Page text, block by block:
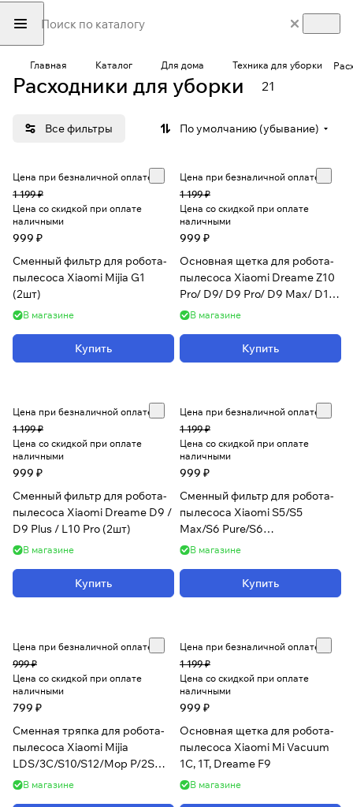
Главная Каталог Для дома Техника для уборки
Расходники для уборки 21
Все фильтры По умолчанию (убывание)
Цена при безналичной оплате
1 199 ₽
Цена со скидкой при оплате
наличными
999 ₽
Сменный фильтр для робота-
пылесоса Xiaomi Mijia G1
(2шт)
В магазине
Купить
Цена при безналичной оплате
1 199 ₽
Цена со скидкой при оплате
наличными
999 ₽
Основная щетка для робота-
пылесоса Xiaomi Dreame Z10
Pro/ D9/ D9 Pro/ D9 Max/ D10
Plus/ F9/ L10 Pro
В магазине
Купить
Цена при безналичной оплате
1 199 ₽
Цена со скидкой при оплате
наличными
999 ₽
Сменный фильтр для робота-
пылесоса Xiaomi Dreame D9 /
D9 Plus / L10 Pro (2шт)
В магазине
Купить
Цена при безналичной оплате
1 199 ₽
Цена со скидкой при оплате
наличными
999 ₽
Сменный фильтр для робота-
пылесоса Xiaomi S5/S5
Max/S6 Pure/S6
Max/E4/Vacuum Cleaner/ 1S
В магазине
Купить
Цена при безналичной оплате
999 ₽
Цена со скидкой при оплате
наличными
799 ₽
Сменная тряпка для робота-
пылесоса Xiaomi Mijia
LDS/3C/S10/S12/Mop P/2S
(2шт)
В магазине
Цена при безналичной оплате
1 199 ₽
Цена со скидкой при оплате
наличными
999 ₽
Основная щетка для робота-
пылесоса Xiaomi Mi Vacuum
1C, 1T, Dreame F9
В магазине